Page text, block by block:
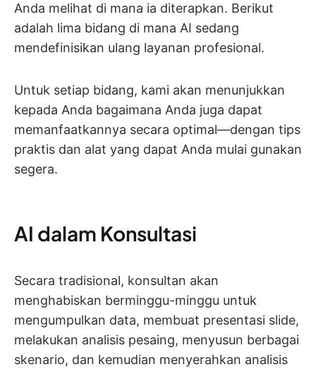
Anda melihat di mana ia diterapkan. Berikut
adalah lima bidang di mana AI sedang
mendefinisikan ulang layanan profesional.
Untuk setiap bidang, kami akan menunjukkan
kepada Anda bagaimana Anda juga dapat
memanfaatkannya secara optimal—dengan tips
praktis dan alat yang dapat Anda mulai gunakan
segera.
AI dalam Konsultasi
Secara tradisional, konsultan akan
menghabiskan berminggu-minggu untuk
mengumpulkan data, membuat presentasi slide,
melakukan analisis pesaing, menyusun berbagai
skenario, dan kemudian menyerahkan analisis